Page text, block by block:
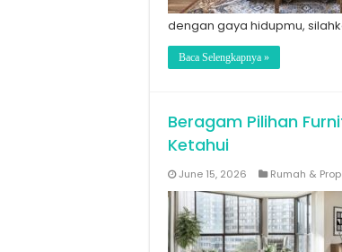
dengan gaya hidupmu,
Baca Selengkapnya »
Beragam Pilihan
Ketahui
June 15, 2026 Rumah &